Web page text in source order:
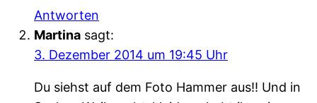
Antworten
Martina sagt:
3. Dezember 2014 um 19:45 Uhr
Du siehst auf dem Foto Hammer aus!! Und in